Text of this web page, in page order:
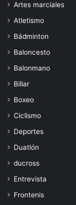
Artes marciales
Atletismo
Bádminton
Baloncesto
Balonmano
Billar
Boxeo
Ciclismo
Deportes
Duatlón
ducross
Entrevista
Frontenis